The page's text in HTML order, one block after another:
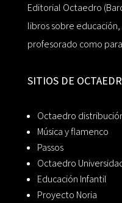
Editorial Octaedro
libros sobre
profesorado como
SITIOS DE
Octaedro
Música y flamenco
Passos
Octaedro
Educación Infantil
Proyecto Noria